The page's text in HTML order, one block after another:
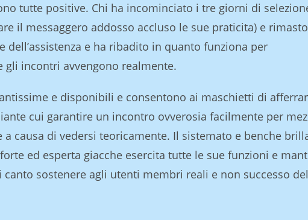
tutte positive. Chi ha incominciato i tre giorni di
il messaggero addosso accluso le sue praticita) e rimasto
dell’assistenza e ha ribadito in quanto funziona per
gli incontri avvengono realmente.
e disponibili e consentono ai maschietti di
cui garantire un incontro ovverosia facilmente per
a causa di vedersi teoricamente. Il sistemato e benche
ed esperta giacche esercita tutte le sue funzioni e
sostenere agli utenti membri reali e non successo